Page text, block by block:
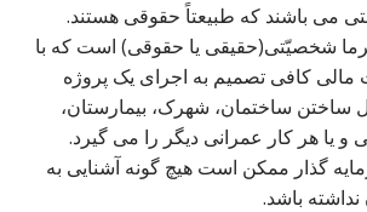
می باشند که طبیعتاً حقوقی هستند.
شخصیّتی(حقیقی یا حقوقی) است که با
مالی کافی تصمیم به اجرای یک پروژه
ساختن ساختمان، شهرک، بیمارستان،
یا هر کار عمرانی دیگر را می گیرد.
گذار ممکن است هیچ گونه آشنایی به
باشد.